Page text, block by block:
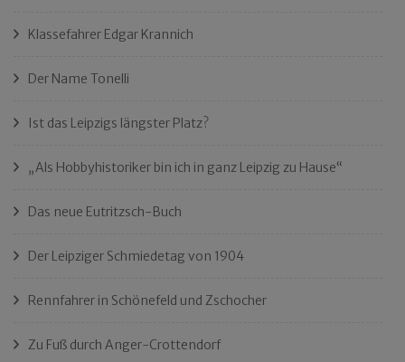
Klassefahrer Edgar Krannich
Der Name Tonelli
Ist das Leipzigs längster Platz?
„Als Hobbyhistoriker bin ich in ganz Leipzig zu Hause“
Das neue Eutritzsch-Buch
Der Leipziger Schmiedetag von 1904
Rennfahrer in Schönefeld und Zschocher
Zu Fuß durch Anger-Crottendorf